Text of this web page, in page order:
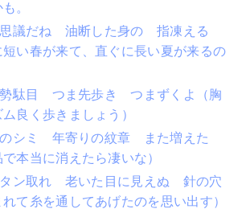
。
議だね 油断した身の 指凍える
短い春が来て、直ぐに長い夏が来るの
駄目 つま先歩き つまずくよ（胸
良く歩きましょう）
シミ 年寄りの紋章 また増えた
で本当に消えたら凄いな）
ン取れ 老いた目に見えぬ 針の穴
れて糸を通してあげたのを思い出す）